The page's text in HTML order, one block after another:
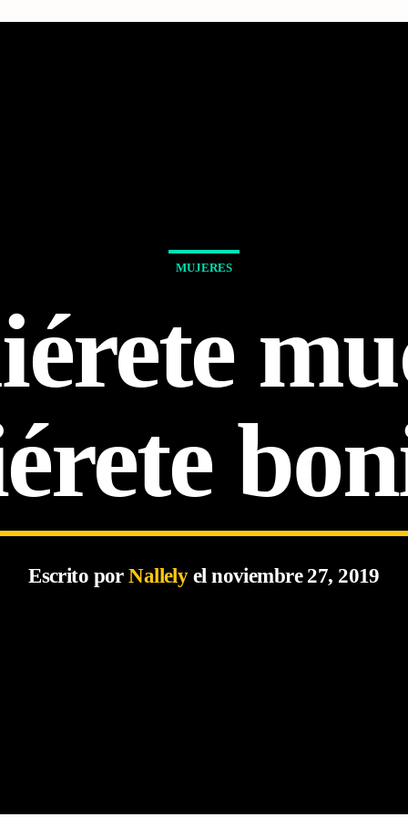
MUJERES
Escrito porNallelyel noviembre 27, 2019